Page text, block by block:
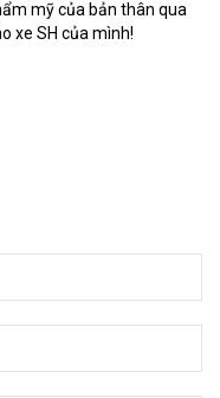
mỹ của bản thân qua
xe SH của mình!